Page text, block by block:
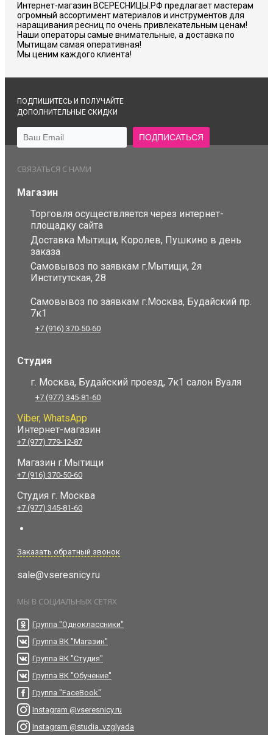
Интернет-магазин ВСЕРЕСНИЦЫ.РФ предлагает мастерам
огромный ассортимент материалов и инструментов для
наращивания ресниц по очень привлекательным ценам!
Наши операторы самые внимательные, а доставка по
Мытищам самая оперативная!
Мы ценим каждого клиента!
ПОДПИШИТЕСЬ И ПОЛУЧАЙТЕ
ДОПОЛНИТЕЛЬНЫЕ СКИДКИ
СВЯЗАТЬСЯ С НАМИ
Магазин
Торговля осуществляется через интернет-
площадку сайта
Доставка Мытищи, Королев, Пушкино в день
заказа
Самовывоз по заявкам г.Мытищи, 2я
Институтская, 28
Самовывоз по заявкам г.Москва, Будайский пр.
7к1
+7 (916) 370-50-60
Студия
г. Москва, Будайский проезд, 7к1 салон Вуаля
+7 (977) 345-81-60
Viber, WhatsApp
Интернет-магазин
+7 (977) 779-12-87
Магазин г.Мытищи
+7 (916) 370-50-60
Студия г. Москва
+7 (977) 345-81-60
Заказать обратный звонок
sale@vseresnicy.ru
МЫ В СОЦИАЛЬНЫХ СЕТЯХ
Группа "Одноклассники"
Группа ВК "Магазин"
Группа ВК "Студия"
Группа ВК "Обучение"
Группа "FaceBook"
Instagram @vseresnicy.ru
Instagram @studia_vzglyada